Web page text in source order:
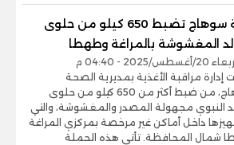
صحة سوهاج تضبط 650 كيلو من حلوى
المغشوشة بالمراغة وطهطا
أغسطس/2025 - 04:40 م
إدارة مراقبة الأغذية بمديرية الصحة
بسوهاج، من ضبط أكثر من 650 كيلو من حلوى
النبوي مجهولة المصدر والمغشوشة، والتي
داخل أماكن غير مرخصة بمركزي المراغة
شمال المحافظة. تأتي هذه الحملة